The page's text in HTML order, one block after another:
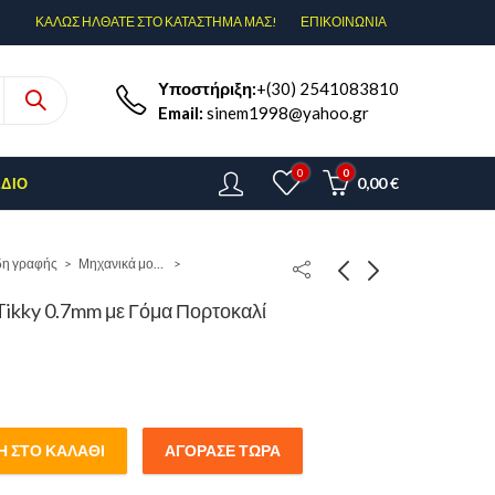
ΚΑΛΩΣ ΗΛΘΑΤΕ ΣΤΟ ΚΑΤΑΣΤΗΜΑ ΜΑΣ! ΕΠΙΚΟΙΝΩΝΊΑ
Υποστήριξη:+(30) 2541083810
Email: sinem1998@yahoo.gr
0 0
0,00€
γραφής
Μηχανικά μολύβια
0.7mm με Γόμα Πορτοκαλί
με Γόμα Πορτοκαλί quantity
ΣΤΟ ΚΑΛΆΘΙ ΑΓΌΡΑΣΕ ΤΏΡΑ